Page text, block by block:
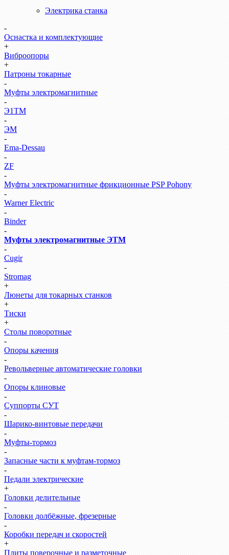
Электрика станка
-
Оснастка и комплектующие
+
Виброопоры
+
Патроны токарные
-
Муфты электромагнитные
-
Э1ТМ
-
ЭМ
-
Ema-Dessau
-
ZF
-
Муфты электромагнитные фрикционные PSP Pohony
-
Warner Electric
-
Binder
-
Муфты электромагнитные ЭТМ
-
Cugir
-
Stromag
+
Люнеты для токарных станков
+
Тиски
+
Столы поворотные
-
Опоры качения
-
Револьверные автоматические головки
-
Опоры клиновые
-
Суппорты СУТ
-
Шарико-винтовые передачи
-
Муфты-тормоз
-
Запасные части к муфтам-тормоз
-
Педали электрические
+
Головки делительные
-
Головки долбёжные, фрезерные
-
Коробки передач и скоростей
+
Плиты поверочные и разметочные